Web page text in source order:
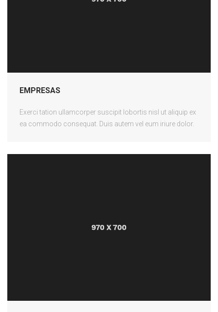
EMPRESAS
Exerci tation ullamcorper suscipit lobortis nisl ut aliquip ex
ea commodo consequat. Duis autem vel eum iriure dolor.